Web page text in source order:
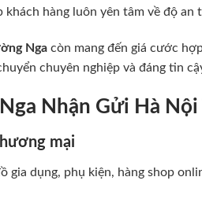
hàng luôn yên tâm về độ an
Nga còn mang đến giá cước
chuyên nghiệp và đáng tin
Nhận Gửi Hà Nội
mại
gia dụng, phụ kiện, hàng shop